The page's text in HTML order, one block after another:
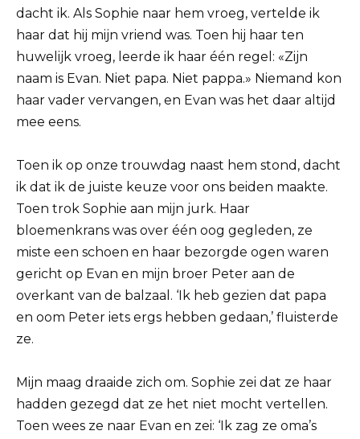
dacht ik. Als Sophie naar hem vroeg, vertelde ik
haar dat hij mijn vriend was. Toen hij haar ten
huwelijk vroeg, leerde ik haar één regel: «Zijn
naam is Evan. Niet papa. Niet pappa.» Niemand kon
haar vader vervangen, en Evan was het daar altijd
mee eens.
Toen ik op onze trouwdag naast hem stond, dacht
ik dat ik de juiste keuze voor ons beiden maakte.
Toen trok Sophie aan mijn jurk. Haar
bloemenkrans was over één oog gegleden, ze
miste een schoen en haar bezorgde ogen waren
gericht op Evan en mijn broer Peter aan de
overkant van de balzaal. ‘Ik heb gezien dat papa
en oom Peter iets ergs hebben gedaan,’ fluisterde
ze.
Mijn maag draaide zich om. Sophie zei dat ze haar
hadden gezegd dat ze het niet mocht vertellen.
Toen wees ze naar Evan en zei: ‘Ik zag ze oma’s